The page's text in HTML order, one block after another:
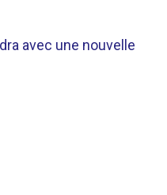
avec une nouvelle